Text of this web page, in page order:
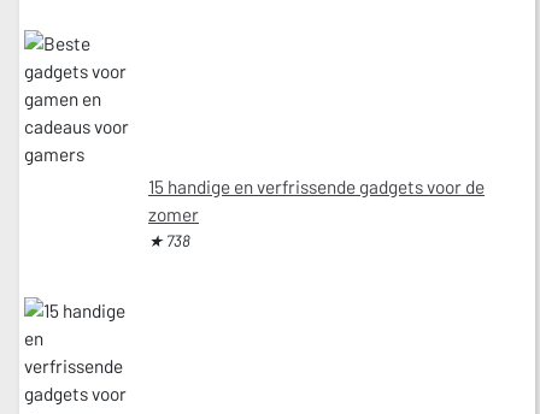
15 handige en verfrissende gadgets voor de
zomer
★ 738